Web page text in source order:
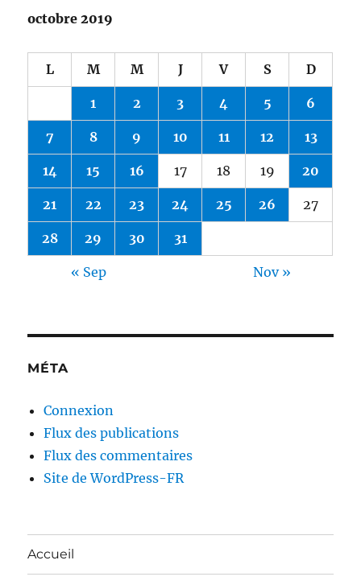
octobre 2019
L M M J V S D
1 2 3 4 5 6
7 8 9 10 11 12 13
14 15 16 17 18 19 20
21 22 23 24 25 26 27
28 29 30 31
« Sep Nov »
MÉTA
Connexion
Flux des publications
Flux des commentaires
Site de WordPress-FR
Accueil